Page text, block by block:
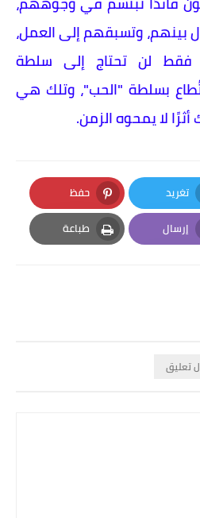
وتسبقهم إلى العمل،
فقط لن تحتاج إلى سلطة
بسلطة "الحب"، وتلك هي
أثرًا لا يمحوه الزمن.
تغريد
Twitter
حفظ
Pinterest
إرسال
Email
طباعة
Print
تعليق